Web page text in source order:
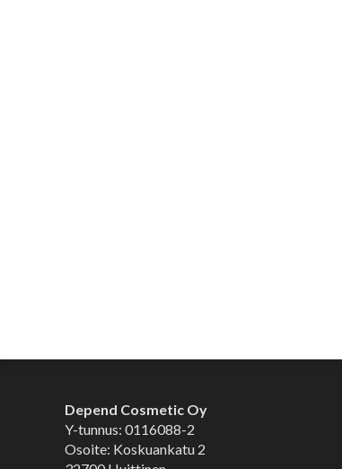
Depend Cosmetic Oy
Y-tunnus: 0116088-2
Osoite: Koskuankatu 2